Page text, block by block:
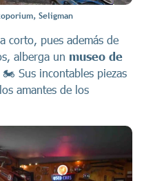
Seligman
corto, pues además de
alberga un museo de
. 🏍️ Sus incontables piezas
amantes de los